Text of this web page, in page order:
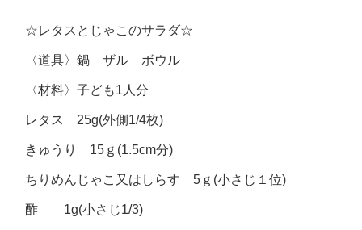
☆レタスとじゃこのサラダ☆
〈道具〉鍋 ザル ボウル
〈材料〉子ども1人分
レタス 25g(外側1/4枚)
きゅうり 15ｇ(1.5cm分)
ちりめんじゃこ又はしらす 5ｇ(小さじ１位)
酢 1g(小さじ1/3)